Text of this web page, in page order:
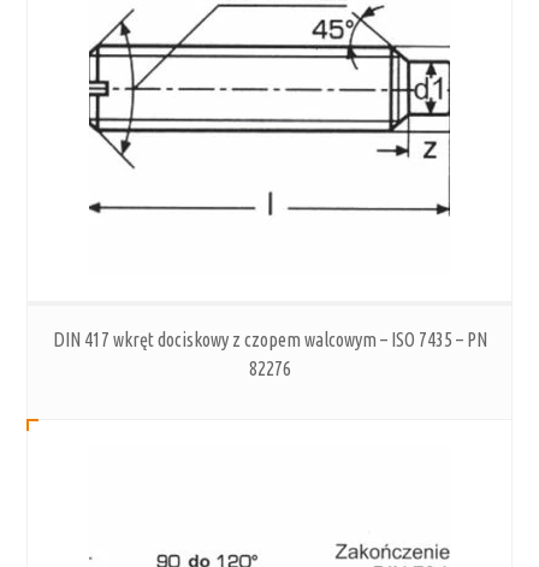
DIN 417 wkręt dociskowy z czopem walcowym – ISO 7435 – PN
82276